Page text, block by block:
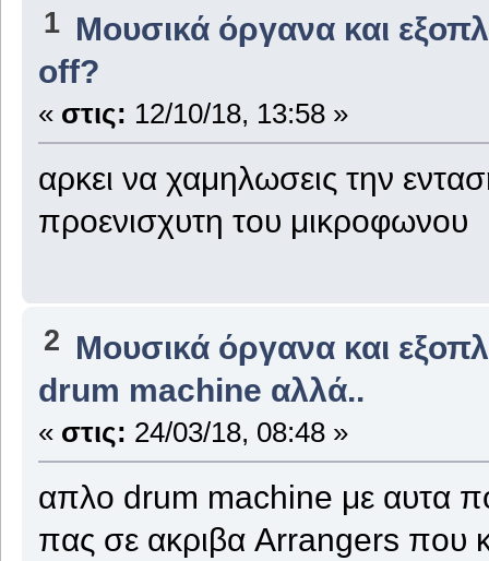
1 Μουσικά όργανα και
οff?
« στις: 12/10/18, 13:58 »
αρκει να χαμηλωσεις την
προενισχυτη του μικροφωνου
2 Μουσικά όργανα και
drum machine αλλά..
« στις: 24/03/18, 08:48 »
απλο drum machine με αυτα
πας σε ακριβα Arrangers που